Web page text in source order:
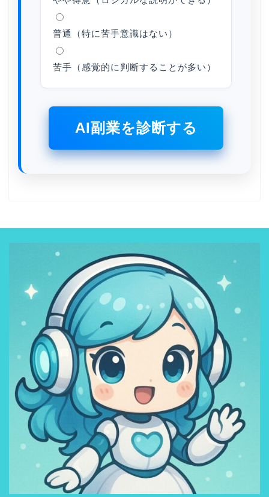
普通（特に苦手意識はない）
苦手（感覚的に判断することが多い）
AI副業を診断する